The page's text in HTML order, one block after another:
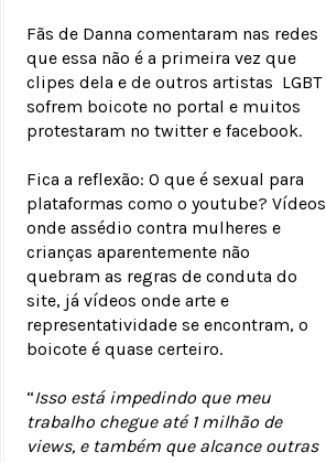
Fãs de Danna comentaram nas redes
que essa não é a primeira vez que
clipes dela e de outros artistas LGBT
sofrem boicote no portal e muitos
protestaram no twitter e facebook.
Fica a reflexão: O que é sexual para
plataformas como o youtube? Vídeos
onde assédio contra mulheres e
crianças aparentemente não
quebram as regras de conduta do
site, já vídeos onde arte e
representatividade se encontram, o
boicote é quase certeiro.
“Isso está impedindo que meu
trabalho chegue até 1 milhão de
views, e também que alcance outras